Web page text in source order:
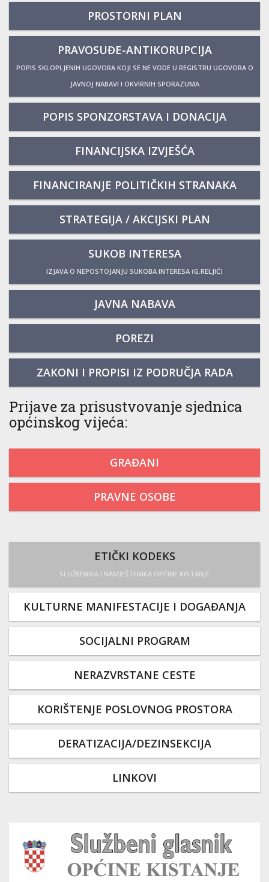
PROSTORNI PLAN
PRAVOSUĐE-ANTIKORUPCIJA
POPIS SKLOPLJENIH UGOVORA KOJI SE NE VODE U REGISTRU UGOVORA O
JAVNOJ NABAVI I OKVIRNIH SPORAZUMA
POPIS SPONZORSTAVA I DONACIJA
FINANCIJSKA IZVJEŠĆA
FINANCIRANJE POLITIČKIH STRANAKA
STRATEGIJA / AKCIJSKI PLAN
SUKOB INTERESA
IZJAVA O NEPOSTOJANJU SUKOBA INTERESA (G.RELJIĆ)
JAVNA NABAVA
POREZI
ZAKONI I PROPISI IZ PODRUČJA RADA
Prijave za prisustvovanje sjednica
općinskog vijeća:
GRAĐANI
PRAVNE OSOBE
ETIČKI KODEKS
SLUŽBENIKA I NAMJEŠTENIKA OPĆINE KISTANJE
KULTURNE MANIFESTACIJE I DOGAĐANJA
SOCIJALNI PROGRAM
NERAZVRSTANE CESTE
KORIŠTENJE POSLOVNOG PROSTORA
DERATIZACIJA/DEZINSEKCIJA
LINKOVI